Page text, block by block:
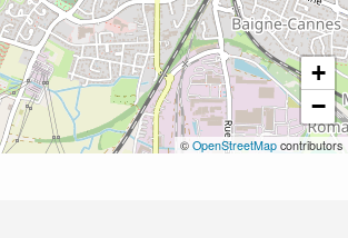
+
−
© OpenStreetMap contributors